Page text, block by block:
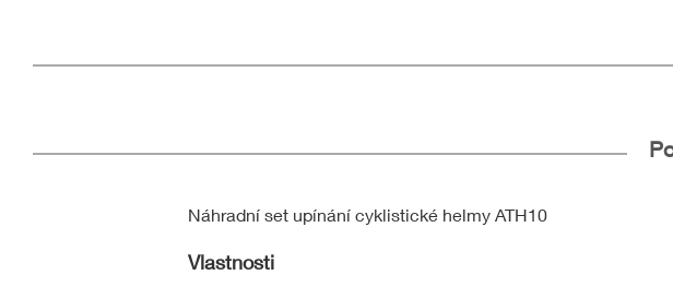
Náhradní set upínání cyklistické helmy ATH10
Vlastnosti